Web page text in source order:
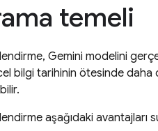
temeli
Gemini modelini
bilgi tarihinin ötesinde
aşağıdaki avantajları